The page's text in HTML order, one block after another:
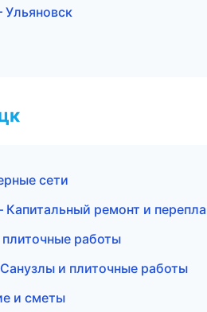
сети
ремонт и
работы
и плиточные работы
и сметы